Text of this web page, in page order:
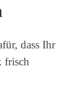
dass Ihr
frisch